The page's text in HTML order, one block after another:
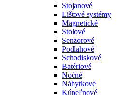
Stojanové
Lištové systémy
Magnetické
Stolové
Senzorové
Podlahové
Schodiskové
Batériové
Nočné
Nábytkové
Kúpeľnové